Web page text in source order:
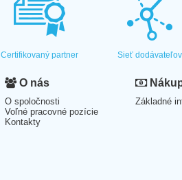
Certifikovaný partner Sieť dodávateľov
O nás
O spoločnosti
Voľné pracovné pozície
Kontakty
Základné